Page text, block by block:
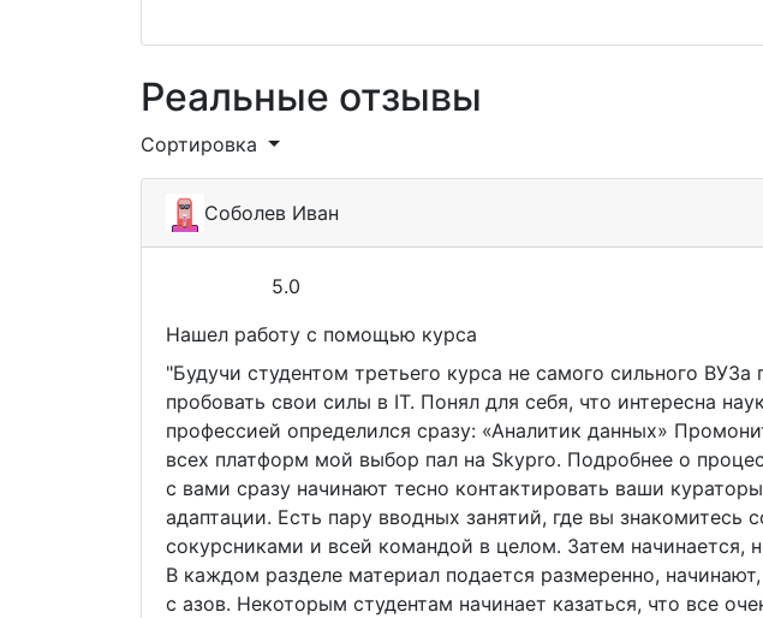
Реальные отзывы
Сортировка
Соболев Иван
5.0
Нашел работу с помощью курса
"Будучи студентом третьего курса не самого сильного ВУЗа
пробовать свои силы в IT. Понял для себя, что интересна
профессией определился сразу: «Аналитик данных»
всех платформ мой выбор пал на Skypro. Подробнее о
с вами сразу начинают тесно контактировать ваши
адаптации. Есть пару вводных занятий, где вы знакомитесь
сокурсниками и всей командой в целом. Затем начинается,
В каждом разделе материал подается размеренно,
с азов. Некоторым студентам начинает казаться, что все